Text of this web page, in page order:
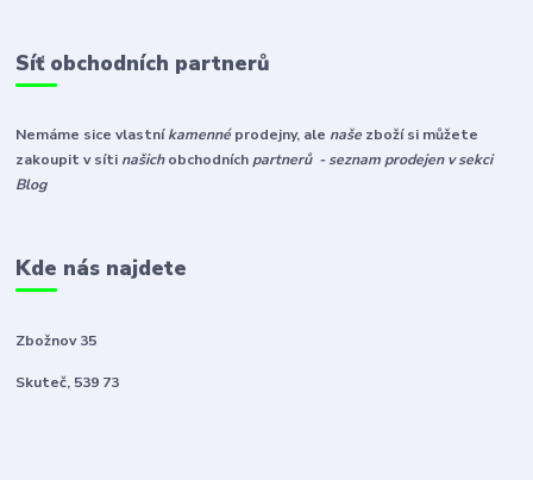
Síť obchodních partnerů
Nemáme sice vlastníkamennéprodejny, ale naše zboží si můžete
zakoupit v síti našichobchodníchpartnerů - seznam prodejen v sekci
Blog
Kde nás najdete
Zbožnov 35
Skuteč, 539 73